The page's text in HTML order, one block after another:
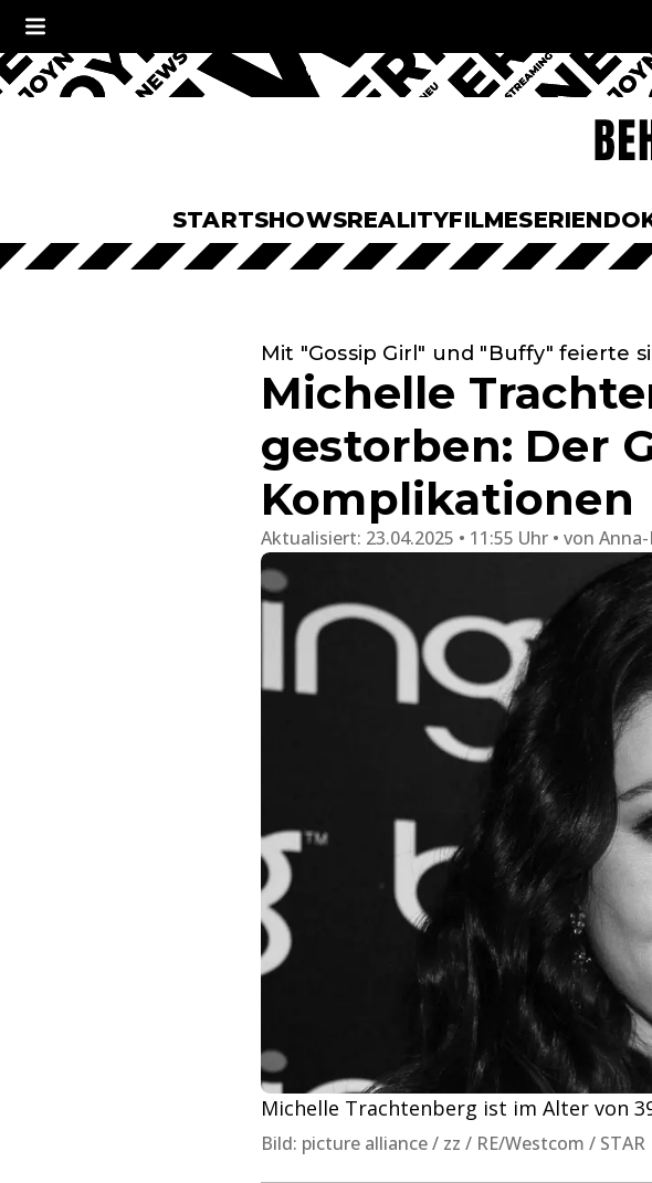
STARTSHOWSREALITYFILMESERIEN
Mit "Gossip Girl" und "Buffy" feierte
Michelle
gestorben: Der
Komplikationen
Aktualisiert: 23.04.2025 • 11:55 Uhr von
Michelle Trachtenberg ist im Alter von
Bild: picture alliance / zz / RE/Westcom /